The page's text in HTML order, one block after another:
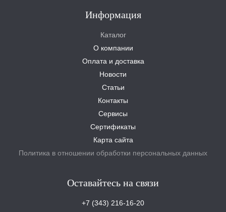
Информация
Каталог
О компании
Оплата и доставка
Новости
Статьи
Контакты
Сервисы
Сертификаты
Карта сайта
Политика в отношении обработки персональных данных
Оставайтесь на связи
+7 (343) 216-16-20